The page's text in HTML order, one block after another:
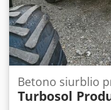
Betono siurblio
Turbosol